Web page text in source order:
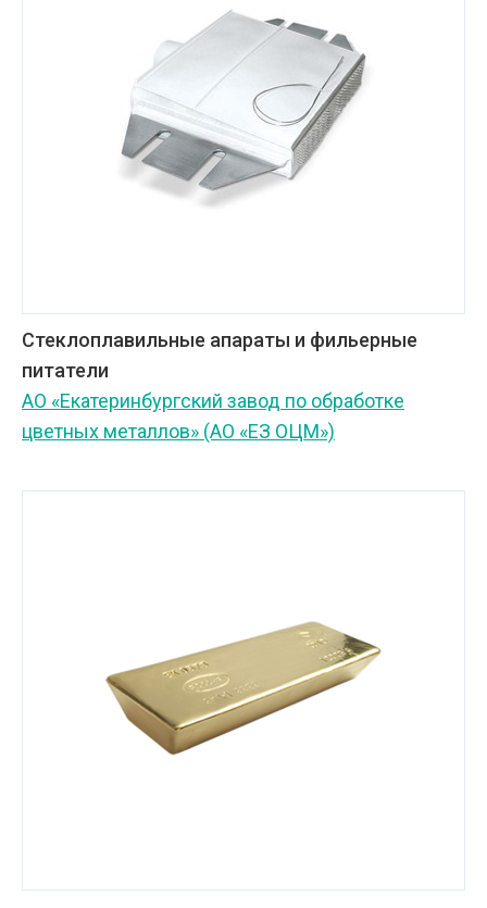
Стеклоплавильные апараты и фильерные
питатели
АО «Екатеринбургский завод по обработке
цветных металлов» (АО «ЕЗ ОЦМ»)